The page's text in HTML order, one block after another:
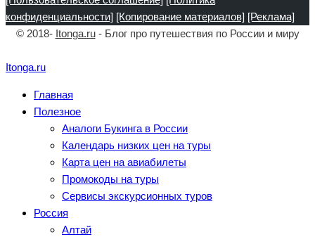
конфиденциальности] [Копирование материалов] [Реклама]
© 2018- Itonga.ru- Блог про путешествия по России и миру
Itonga.ru
Главная
Полезное
Аналоги Букинга в России
Календарь низких цен на туры
Карта цен на авиабилеты
Промокоды на туры
Сервисы экскурсионных туров
Россия
Алтай